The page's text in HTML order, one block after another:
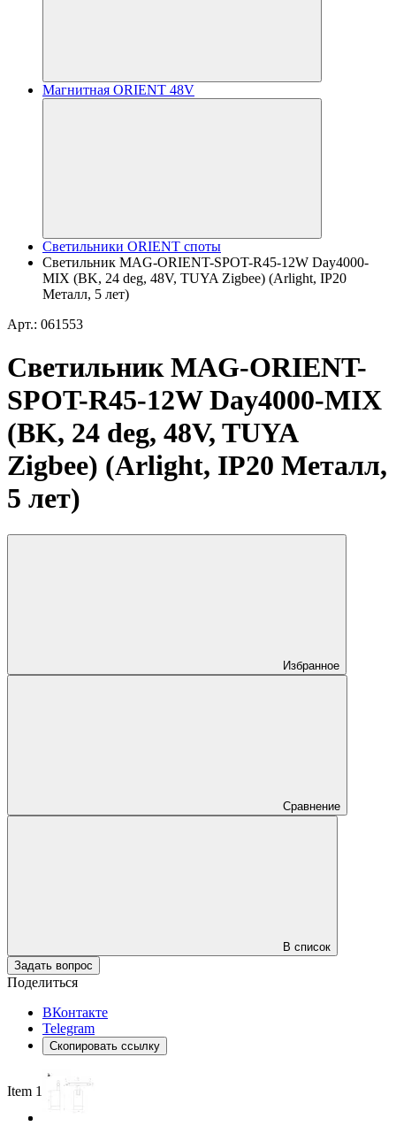
Магнитная ORIENT 48V
Светильники ORIENT споты
Светильник MAG-ORIENT-SPOT-R45-12W Day4000-
MIX (BK, 24 deg, 48V, TUYA Zigbee) (Arlight, IP20
Металл, 5 лет)
Арт.: 061553
Светильник MAG-ORIENT-
SPOT-R45-12W Day4000-MIX
(BK, 24 deg, 48V, TUYA
Zigbee) (Arlight, IP20 Металл,
5 лет)
Избранное
Сравнение
В список
Задать вопрос
Поделиться
ВКонтакте
Telegram
Скопировать ссылку
Item 1 of 2